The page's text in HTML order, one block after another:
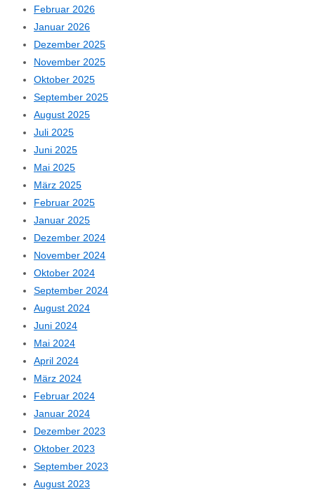
Februar 2026
Januar 2026
Dezember 2025
November 2025
Oktober 2025
September 2025
August 2025
Juli 2025
Juni 2025
Mai 2025
März 2025
Februar 2025
Januar 2025
Dezember 2024
November 2024
Oktober 2024
September 2024
August 2024
Juni 2024
Mai 2024
April 2024
März 2024
Februar 2024
Januar 2024
Dezember 2023
Oktober 2023
September 2023
August 2023